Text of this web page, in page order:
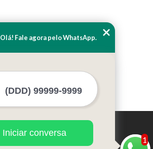
1
Olá! Fale agora pelo WhatsApp.
Iniciar conversa